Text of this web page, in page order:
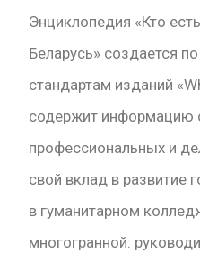
Энциклопедия «Кто
Беларусь» создается
стандартам изданий
содержит информацию
профессиональных и
свой вклад в развитие
в гуманитарном
многогранной: